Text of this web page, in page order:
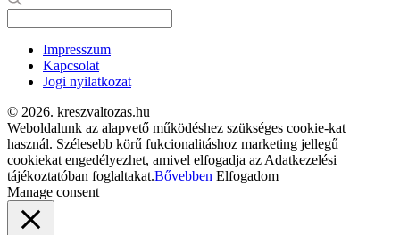
Impresszum
Kapcsolat
Jogi nyilatkozat
© 2026. kreszvaltozas.hu
Weboldalunk az alapvető működéshez szükséges cookie-kat
használ. Szélesebb körű fukcionalitáshoz marketing jellegű
cookiekat engedélyezhet, amivel elfogadja az Adatkezelési
tájékoztatóban foglaltakat.Bővebben Elfogadom
Manage consent